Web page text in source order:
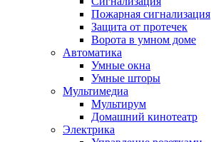
Пожарная сигнализация
Защита от протечек
Ворота в умном доме
Автоматика
Умные окна
Умные шторы
Мультимедиа
Мультирум
Домашний кинотеатр
Электрика